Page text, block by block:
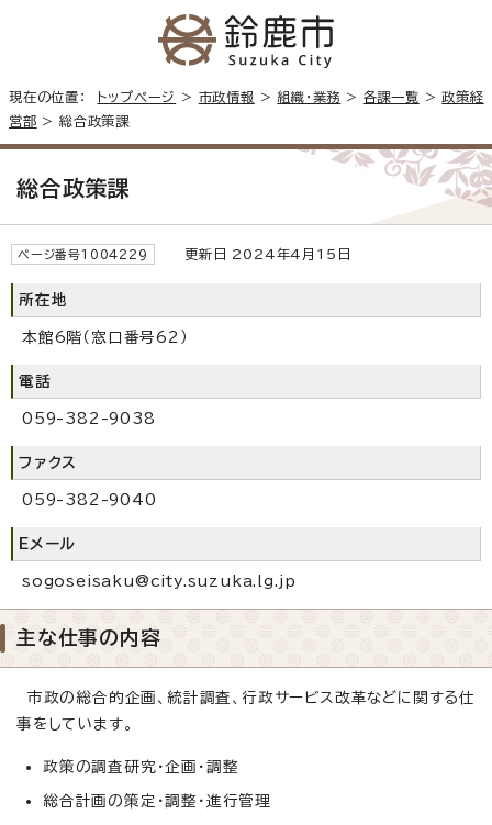
現在の位置： トップページ > 市政情報 >組織・業務 > 各課一覧 >政策経
営部 > 総合政策課
総合政策課
ページ番号1004229 更新日 2024年4月15日
所在地
本館6階（窓口番号62）
電話
059-382-9038
ファクス
059-382-9040
Eメール
sogoseisaku@city.suzuka.lg.jp
主な仕事の内容
市政の総合的企画、統計調査、行政サービス改革などに関する仕
事をしています。
政策の調査研究・企画・調整
総合計画の策定・調整・進行管理